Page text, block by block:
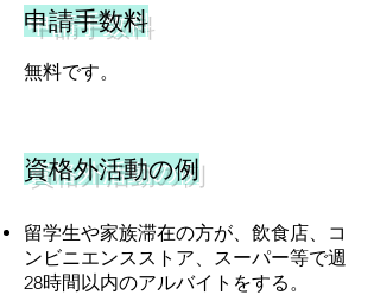
申請手数料
無料です。
資格外活動の例
留学生や家族滞在の方が、飲食店、コ
ンビニエンスストア、スーパー等で週
28時間以内のアルバイトをする。